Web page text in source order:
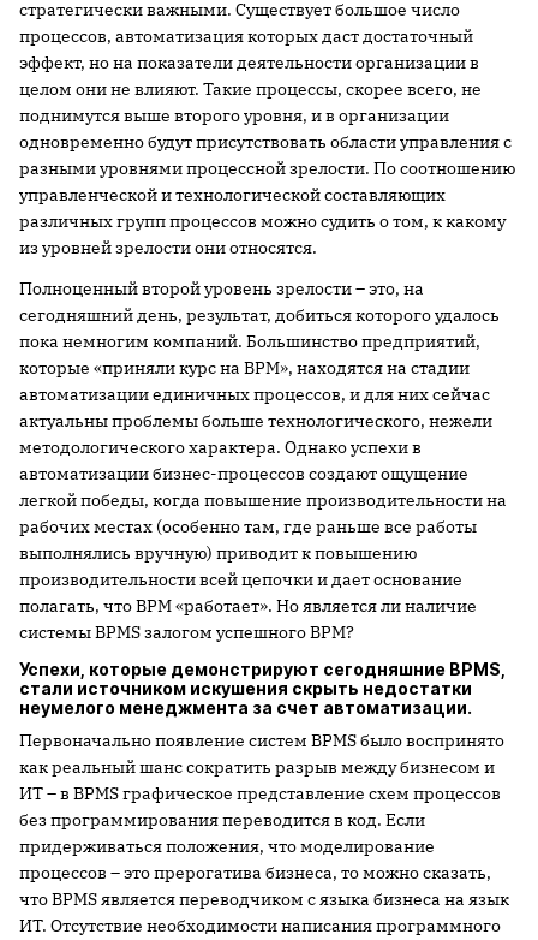
стратегически важными. Существует большое число
процессов, автоматизация которых даст достаточный
эффект, но на показатели деятельности организации в
целом они не влияют. Такие процессы, скорее всего, не
поднимутся выше второго уровня, и в организации
одновременно будут присутствовать области управления с
разными уровнями процессной зрелости. По соотношению
управленческой и технологической составляющих
различных групп процессов можно судить о том, к какому
из уровней зрелости они относятся.
Полноценный второй уровень зрелости – это, на
сегодняшний день, результат, добиться которого удалось
пока немногим компаний. Большинство предприятий,
которые «приняли курс на BPM», находятся на стадии
автоматизации единичных процессов, и для них сейчас
актуальны проблемы больше технологического, нежели
методологического характера. Однако успехи в
автоматизации бизнес-процессов создают ощущение
легкой победы, когда повышение производительности на
рабочих местах (особенно там, где раньше все работы
выполнялись вручную) приводит к повышению
производительности всей цепочки и дает основание
полагать, что BPM «работает». Но является ли наличие
системы BPMS залогом успешного BPM?
Успехи, которые демонстрируют сегодняшние BPMS,
стали источником искушения скрыть недостатки
неумелого менеджмента за счет автоматизации.
Первоначально появление систем BPMS было воспринято
как реальный шанс сократить разрыв между бизнесом и
ИТ – в BPMS графическое представление схем процессов
без программирования переводится в код. Если
придерживаться положения, что моделирование
процессов – это прерогатива бизнеса, то можно сказать,
что BPMS является переводчиком с языка бизнеса на язык
ИТ. Отсутствие необходимости написания программного